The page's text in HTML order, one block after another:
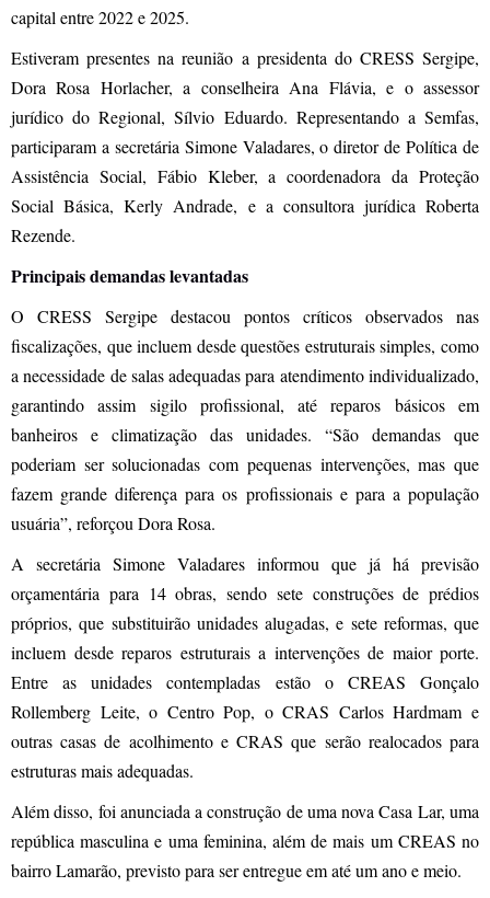
capital entre 2022 e 2025.
Estiveram presentes na reunião a presidenta do CRESS Sergipe,
Dora Rosa Horlacher, a conselheira Ana Flávia, e o assessor
jurídico do Regional, Sílvio Eduardo. Representando a Semfas,
participaram a secretária Simone Valadares, o diretor de Política de
Assistência Social, Fábio Kleber, a coordenadora da Proteção
Social Básica, Kerly Andrade, e a consultora jurídica Roberta
Rezende.
Principais demandas levantadas
O CRESS Sergipe destacou pontos críticos observados nas
fiscalizações, que incluem desde questões estruturais simples, como
a necessidade de salas adequadas para atendimento individualizado,
garantindo assim sigilo profissional, até reparos básicos em
banheiros e climatização das unidades. “São demandas que
poderiam ser solucionadas com pequenas intervenções, mas que
fazem grande diferença para os profissionais e para a população
usuária”, reforçou Dora Rosa.
A secretária Simone Valadares informou que já há previsão
orçamentária para 14 obras, sendo sete construções de prédios
próprios, que substituirão unidades alugadas, e sete reformas, que
incluem desde reparos estruturais a intervenções de maior porte.
Entre as unidades contempladas estão o CREAS Gonçalo
Rollemberg Leite, o Centro Pop, o CRAS Carlos Hardmam e
outras casas de acolhimento e CRAS que serão realocados para
estruturas mais adequadas.
Além disso, foi anunciada a construção de uma nova Casa Lar, uma
república masculina e uma feminina, além de mais um CREAS no
bairro Lamarão, previsto para ser entregue em até um ano e meio.